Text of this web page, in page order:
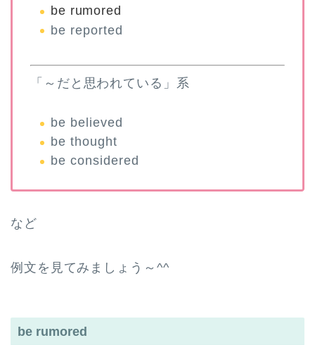
be rumored
be reported
「～だと思われている」系
be believed
be thought
be considered
など
例文を見てみましょう～^^
be rumored